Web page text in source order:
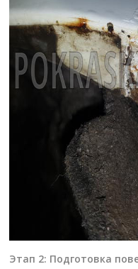
Этап 2: Подготовка